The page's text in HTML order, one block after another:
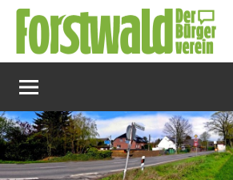
Zum
Inhalt
springen